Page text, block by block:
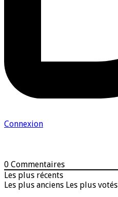
Connexion
0 Commentaires
Les plus récents
Les plus anciens Les plus votés